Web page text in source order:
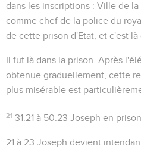
dans les inscriptions : Ville de
comme chef de la police du
de cette prison d'Etat, et c'est
Il fut là dans la prison . Après
obtenue graduellement, cette
plus misérable est
21 31.21 à 50.23 Joseph en prison
21 à 23 Joseph devient